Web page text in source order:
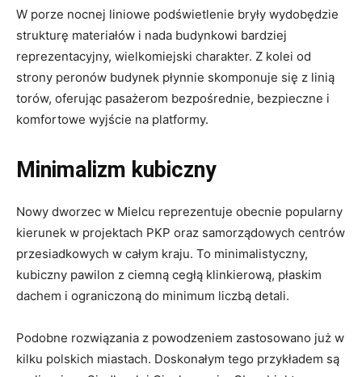
reprezentacyjny, wielkomiejski charakter. Z kolei od
strony peronów budynek płynnie skomponuje się z linią
torów, oferując pasażerom bezpośrednie, bezpieczne i
komfortowe wyjście na platformy.
Minimalizm kubiczny
Nowy dworzec w Mielcu reprezentuje obecnie popularny
przesiadkowych w całym kraju. To minimalistyczny,
kubiczny pawilon z ciemną cegłą klinkierową, płaskim
dachem i ograniczoną do minimum liczbą detali.
Podobne rozwiązania z powodzeniem zastosowano już w
realizacje w Siedlcach i Ciechanowie. Oba obiekty
stawiają na oszczędny detal, ciemne materiały